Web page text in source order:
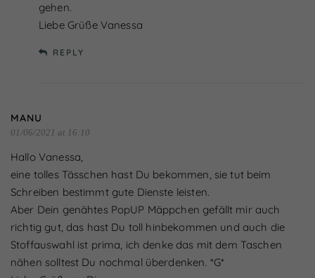
gehen.
Liebe Grüße Vanessa
REPLY
MANU
01/06/2021 at 16:10
Hallo Vanessa,
eine tolles Tässchen hast Du bekommen, sie tut beim
Schreiben bestimmt gute Dienste leisten.
Aber Dein genähtes PopUP Mäppchen gefällt mir auch
richtig gut, das hast Du toll hinbekommen und auch die
Stoffauswahl ist prima, ich denke das mit dem Taschen
nähen solltest Du nochmal überdenken. *G*